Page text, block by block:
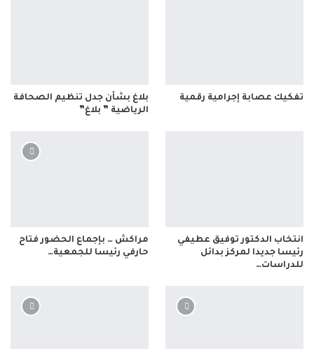
تفكيك عصابة إجرامية رقمية
بلاغ بشأن جدل تنظيم الصحافة
الرياضية ” بلاغ”
انتخاب الدكتور توفيق عطيفي
رئيسا جديدا لمركز بدائل
للدراسات…
مراكش … بإجماع الحضور فتاح
حارفي رئيسا للجمعية…